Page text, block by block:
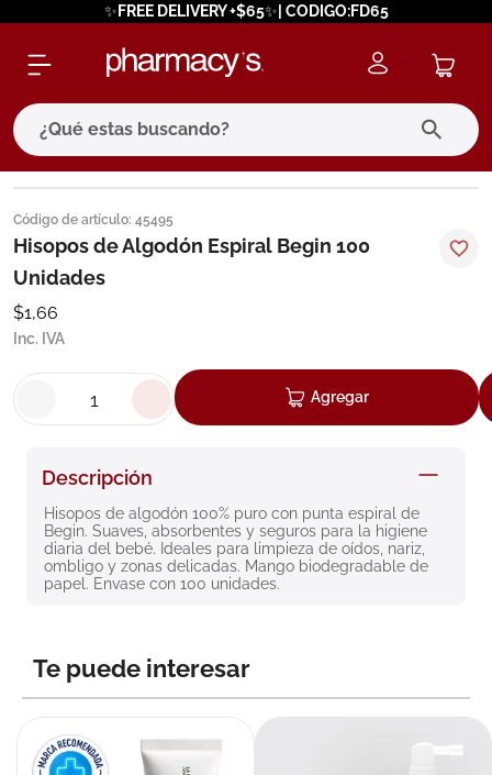
✨FREE DELIVERY +$65✨| CODIGO:FD65
¿Qué estas buscando?
Código de artículo: 45495
Hisopos de Algodón Espiral Begin 100
Unidades
$1,66
Inc. IVA
Agregar
Descripción
Hisopos de algodón 100% puro con punta espiral de
Begin. Suaves, absorbentes y seguros para la higiene
diaria del bebé. Ideales para limpieza de oídos, nariz,
ombligo y zonas delicadas. Mango biodegradable de
papel. Envase con 100 unidades.
Te puede interesar
términos más buscados
1. eucerin
2. protector solar
3
cerave
7. isdin
8. roche posay
9. megacistin
10.pañales